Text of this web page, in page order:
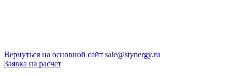
Вернуться на основной сайт sale@stynergy.ru
Заявка на расчет